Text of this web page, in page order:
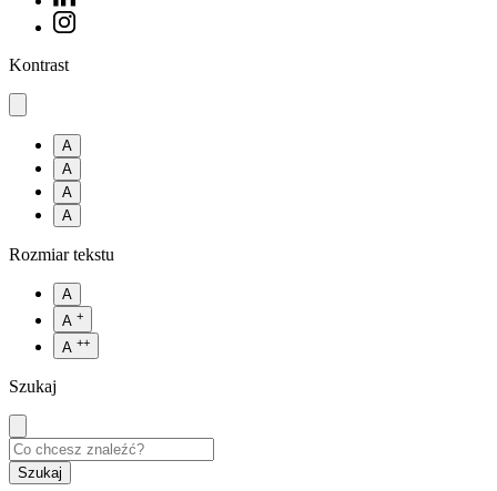
Kontrast
A
A
A
A
Rozmiar tekstu
A
A +
A ++
Szukaj